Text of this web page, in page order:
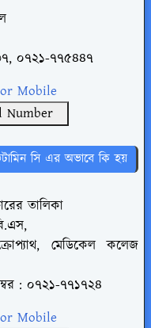
০৭২১-৭৭৫৪৪৭
Mobile
Number
সি এর অভাবে কি হয়
তালিকা
মেডিকেল কলেজ
: ০৭২১-৭৭১৭২৪
Mobile